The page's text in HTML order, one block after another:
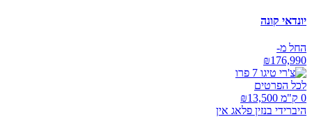
יונדאי קונה
החל מ-
₪176,990
לכל הפרטים
0 ק"מ ₪
13,500
היברידי בנזין פלאג אין